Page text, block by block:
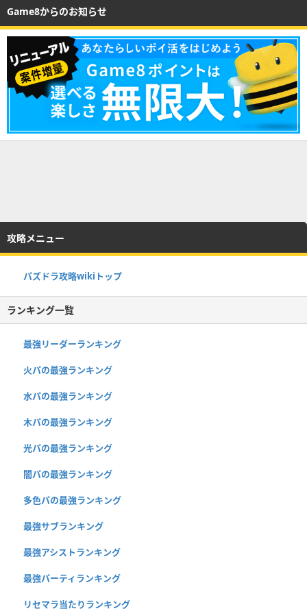
Game8からのお知らせ
攻略メニュー
パズドラ攻略wikiトップ
ランキング一覧
最強リーダーランキング
火パの最強ランキング
水パの最強ランキング
木パの最強ランキング
光パの最強ランキング
闇パの最強ランキング
多色パの最強ランキング
最強サブランキング
最強アシストランキング
最強パーティランキング
リセマラ当たりランキング